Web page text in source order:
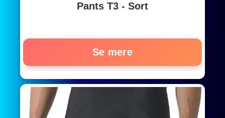
Pants T3 - Sort
Se mere